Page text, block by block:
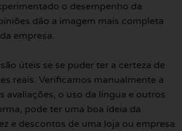
o desempenho da
dão a imagem mais completa
empresa.
úteis se se puder ter a certeza de
reais. Verificamos manualmente a
avaliações, o uso da língua e outros
pode ter uma boa ideia da
e descontos de uma loja ou empresa